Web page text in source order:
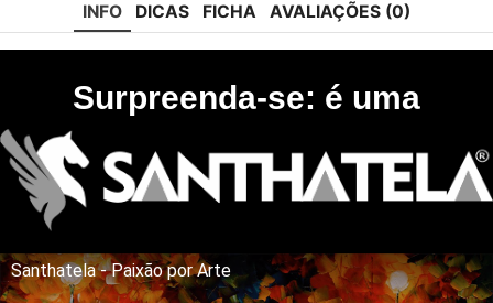
INFO DICAS FICHA AVALIAÇÕES (0)
Surpreenda-se: é uma
Santhatela - Paixão por Arte